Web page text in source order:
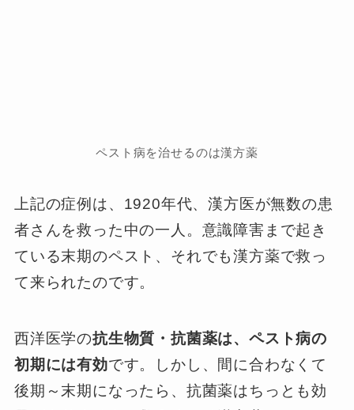
ペスト病を治せるのは漢方薬
上記の症例は、1920年代、漢方医が無数の患
者さんを救った中の一人。意識障害まで起き
ている末期のペスト、それでも漢方薬で救っ
て来られたのです。
西洋医学の抗生物質・抗菌薬は、ペスト病の
初期には有効です。しかし、間に合わなくて
後期～末期になったら、抗菌薬はちっとも効